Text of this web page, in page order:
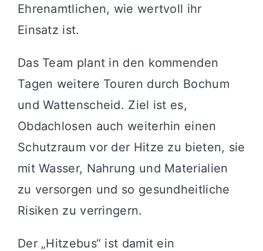
Ehrenamtlichen, wie wertvoll ihr
Einsatz ist.
Das Team plant in den kommenden
Tagen weitere Touren durch Bochum
und Wattenscheid. Ziel ist es,
Obdachlosen auch weiterhin einen
Schutzraum vor der Hitze zu bieten, sie
mit Wasser, Nahrung und Materialien
zu versorgen und so gesundheitliche
Risiken zu verringern.
Der „Hitzebus“ ist damit ein